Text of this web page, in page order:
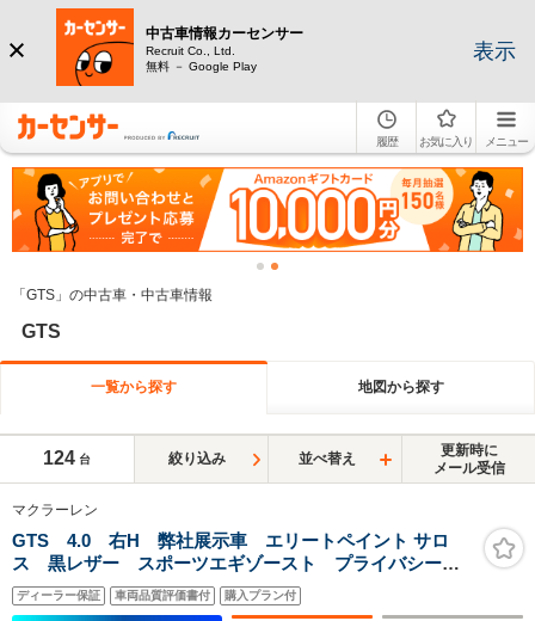
中古車情報カーセンサー
Recruit Co., Ltd.
無料 － Google Play
表示
履歴 お気に入り メニュー
「GTS」の中古車・中古車情報
GTS
一覧から探す 地図から探す
124 台 絞り込み 並べ替え
更新時に
メール受信
マクラーレン
GTS 4.0 右H 弊社展示車 エリートペイント サロ
ス 黒レザー スポーツエギゾースト プライバシーガ
ラス テックラックス グロスブラックダイヤモンドカ
ット10スポーク鍛造AW イエローキャリパー
ディーラー保証 車両品質評価書付 購入プラン付